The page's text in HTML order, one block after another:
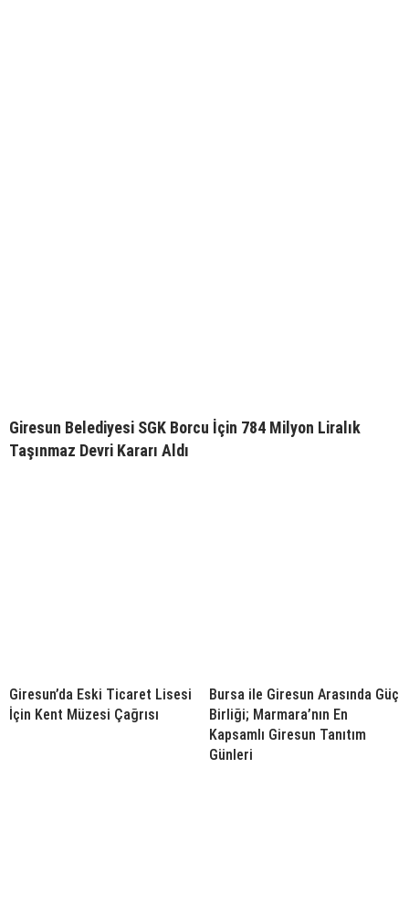
Giresun Belediyesi SGK Borcu İçin 784 Milyon Liralık
Taşınmaz Devri Kararı Aldı
Giresun’da Eski Ticaret Lisesi
İçin Kent Müzesi Çağrısı
Bursa ile Giresun Arasında Güç
Birliği; Marmara’nın En
Kapsamlı Giresun Tanıtım
Günleri